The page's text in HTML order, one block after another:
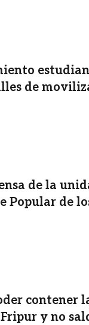
de
de la
de
contener
y no